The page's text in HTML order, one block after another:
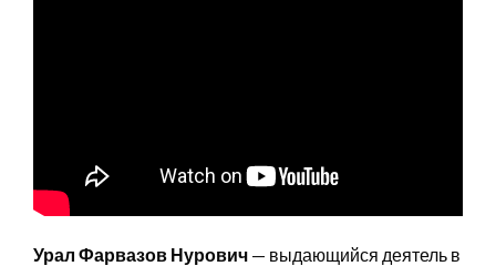
Урал Фарвазов Нурович — выдающийся деятель в